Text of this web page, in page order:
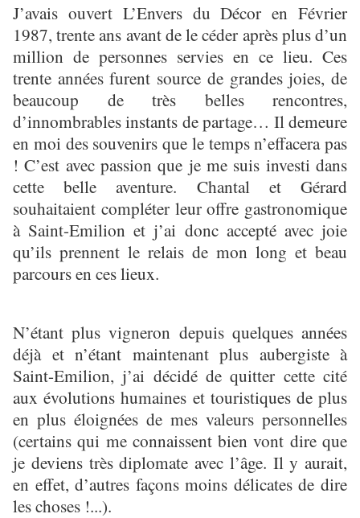
J’avais ouvert L’Envers du Décor en Février
1987, trente ans avant de le céder après plus d’un
million de personnes servies en ce lieu. Ces
trente années furent source de grandes joies, de
beaucoup de très belles rencontres,
d’innombrables instants de partage… Il demeure
en moi des souvenirs que le temps n’effacera pas
! C’est avec passion que je me suis investi dans
cette belle aventure. Chantal et Gérard
souhaitaient compléter leur offre gastronomique
à Saint-Emilion et j’ai donc accepté avec joie
qu’ils prennent le relais de mon long et beau
parcours en ces lieux.
N’étant plus vigneron depuis quelques années
déjà et n’étant maintenant plus aubergiste à
Saint-Emilion, j’ai décidé de quitter cette cité
aux évolutions humaines et touristiques de plus
en plus éloignées de mes valeurs personnelles
(certains qui me connaissent bien vont dire que
je deviens très diplomate avec l’âge. Il y aurait,
en effet, d’autres façons moins délicates de dire
les choses !...).